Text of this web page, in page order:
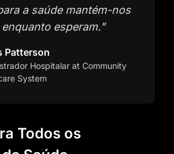
a saúde mantém-nos
esperam."
Patterson
Hospitalar at Community
System
Todos os